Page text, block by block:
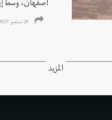
أصفهان، وسط
20 سبتمبر 2021
المزيد